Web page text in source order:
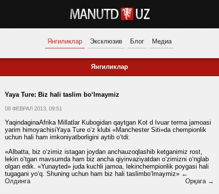
Янгиликлар Эксклюзив Блог Медиа
Янгиликлар
Yaya Ture: Biz hali taslim bo‘lmaymiz
08 ФЕВРАЛ 2013, 09:51
YaqindaginaAfrika Millatlar Kubogidan qaytgan Kot d Ivuar terma jamoasi
yarim himoyachisiYaya Ture o‘z klubi «Manchester Siti»da chempionlik
uchun hali ham imkoniyatborligini aytib o‘tdi:
«Albatta, biz o‘zimiz istagan joydan anchauzoqlashib ketganimiz rost,
lekin o‘tgan mavsumda ham biz ancha qiyinvaziyatdan o‘zimizni o‘nglab
olgan edik. «Yunayted» juda kuchli jamoa, lekinchempionlik poygasi hali
tugagani yo‘q. Shuning uchun ham biz hali taslimbo‘lmaymiz» ←
Олдинга
Орқага →